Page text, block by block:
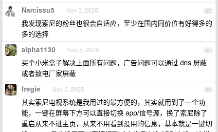
87
Narcissu5 Nov 5, 2025
我发现索尼的粉丝也很会自适应，至少在国内同价位有好得多的
多的选择
88
alpha1130 Nov 5, 2025
买个小米盒子解决上面所有问题，广告问题可以通过 dns 屏蔽
或者致电厂家屏蔽
89
fregie Nov 5, 2025
其实索尼电视系统是我用过的最方便的，其实就用到了一个功
能，一键在屏幕下方可以直接切换 app/信号源，换了索尼除了
重启从来不进主页，从来不用看到没用的信息，基本就是一键切